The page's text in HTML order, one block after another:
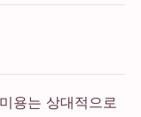
용는 상대적으로